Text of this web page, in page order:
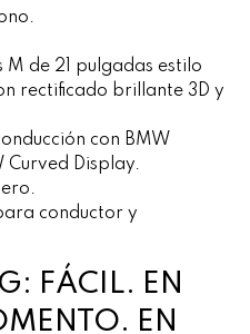
de 21 pulgadas estilo
rectificado brillante 3D y
con BMW
Curved Display.
conductor y
FÁCIL. EN
EN